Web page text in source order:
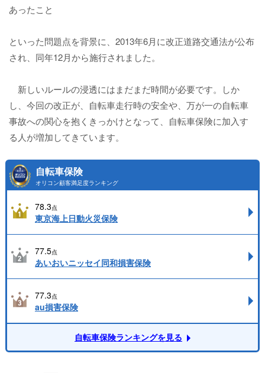
あったこと
といった問題点を背景に、2013年6月に改正道路交通法が公布
され、同年12月から施行されました。
新しいルールの浸透にはまだまだ時間が必要です。しか
し、今回の改正が、自転車走行時の安全や、万が一の自転車
事故への関心を抱くきっかけとなって、自転車保険に加入す
る人が増加してきています。
自転車保険
オリコン顧客満足度ランキング
78.3点
東京海上日動火災保険
77.5点
あいおいニッセイ同和損害保険
77.3点
au損害保険
自転車保険ランキングを見る